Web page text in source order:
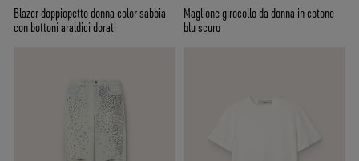
Blazer doppiopetto donna color sabbia
con bottoni araldici dorati
Maglione girocollo da donna in cotone
blu scuro